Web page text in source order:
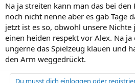
Na ja streiten kann man das bei den
noch nicht nenne aber es gab Tage
jetzt ist es so, obwohl unsere Nichte
einen heiden respekt vor Alex. Na
ungerne das Spielzeug klauen und
den Arm weggedrückt.
Du musst dich einloggen oder